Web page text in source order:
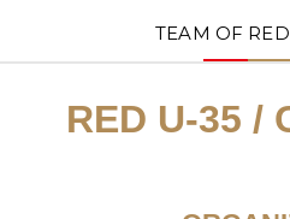
TEAM OF
RED U-35 /